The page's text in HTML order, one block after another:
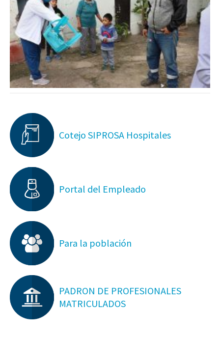
Cotejo SIPROSA Hospitales
Portal del Empleado
Para la población
PADRON DE PROFESIONALES
MATRICULADOS